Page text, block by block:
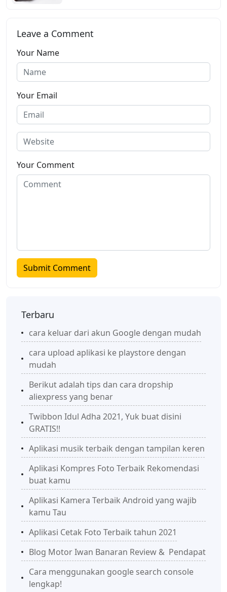
Leave a Comment
Your Name
Your Email
Your Comment
Terbaru
cara keluar dari akun Google dengan mudah
cara upload aplikasi ke playstore dengan
mudah
Berikut adalah tips dan cara dropship
aliexpress yang benar
Twibbon Idul Adha 2021, Yuk buat disini
GRATIS!!
Aplikasi musik terbaik dengan tampilan keren
Aplikasi Kompres Foto Terbaik Rekomendasi
buat kamu
Aplikasi Kamera Terbaik Android yang wajib
kamu Tau
Aplikasi Cetak Foto Terbaik tahun 2021
Blog Motor Iwan Banaran Review & Pendapat
Cara menggunakan google search console
lengkap!